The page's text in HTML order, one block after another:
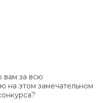
вам за всю
на этом замечательном